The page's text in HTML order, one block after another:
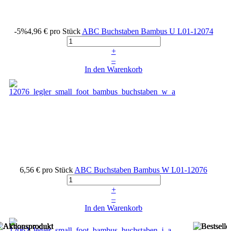
-5%4,96 € pro Stück ABC Buchstaben Bambus U L01-12074
+
–
In den Warenkorb
6,56 € pro Stück ABC Buchstaben Bambus W L01-12076
+
–
In den Warenkorb